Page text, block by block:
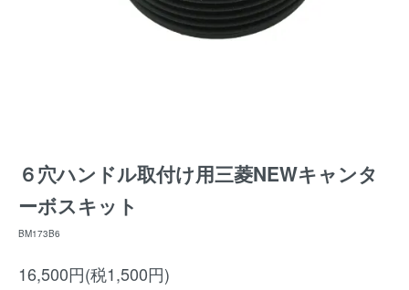
６穴ハンドル取付け用三菱NEWキャンタ
ーボスキット
BM173B6
16,500円(税1,500円)